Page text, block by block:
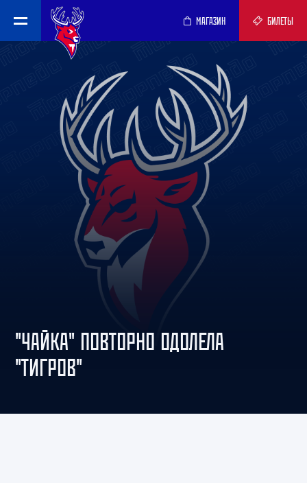
МАГАЗИН БИЛЕТЫ
"ЧАЙКА" ПОВТОРНО ОДОЛЕЛА
"ТИГРОВ"